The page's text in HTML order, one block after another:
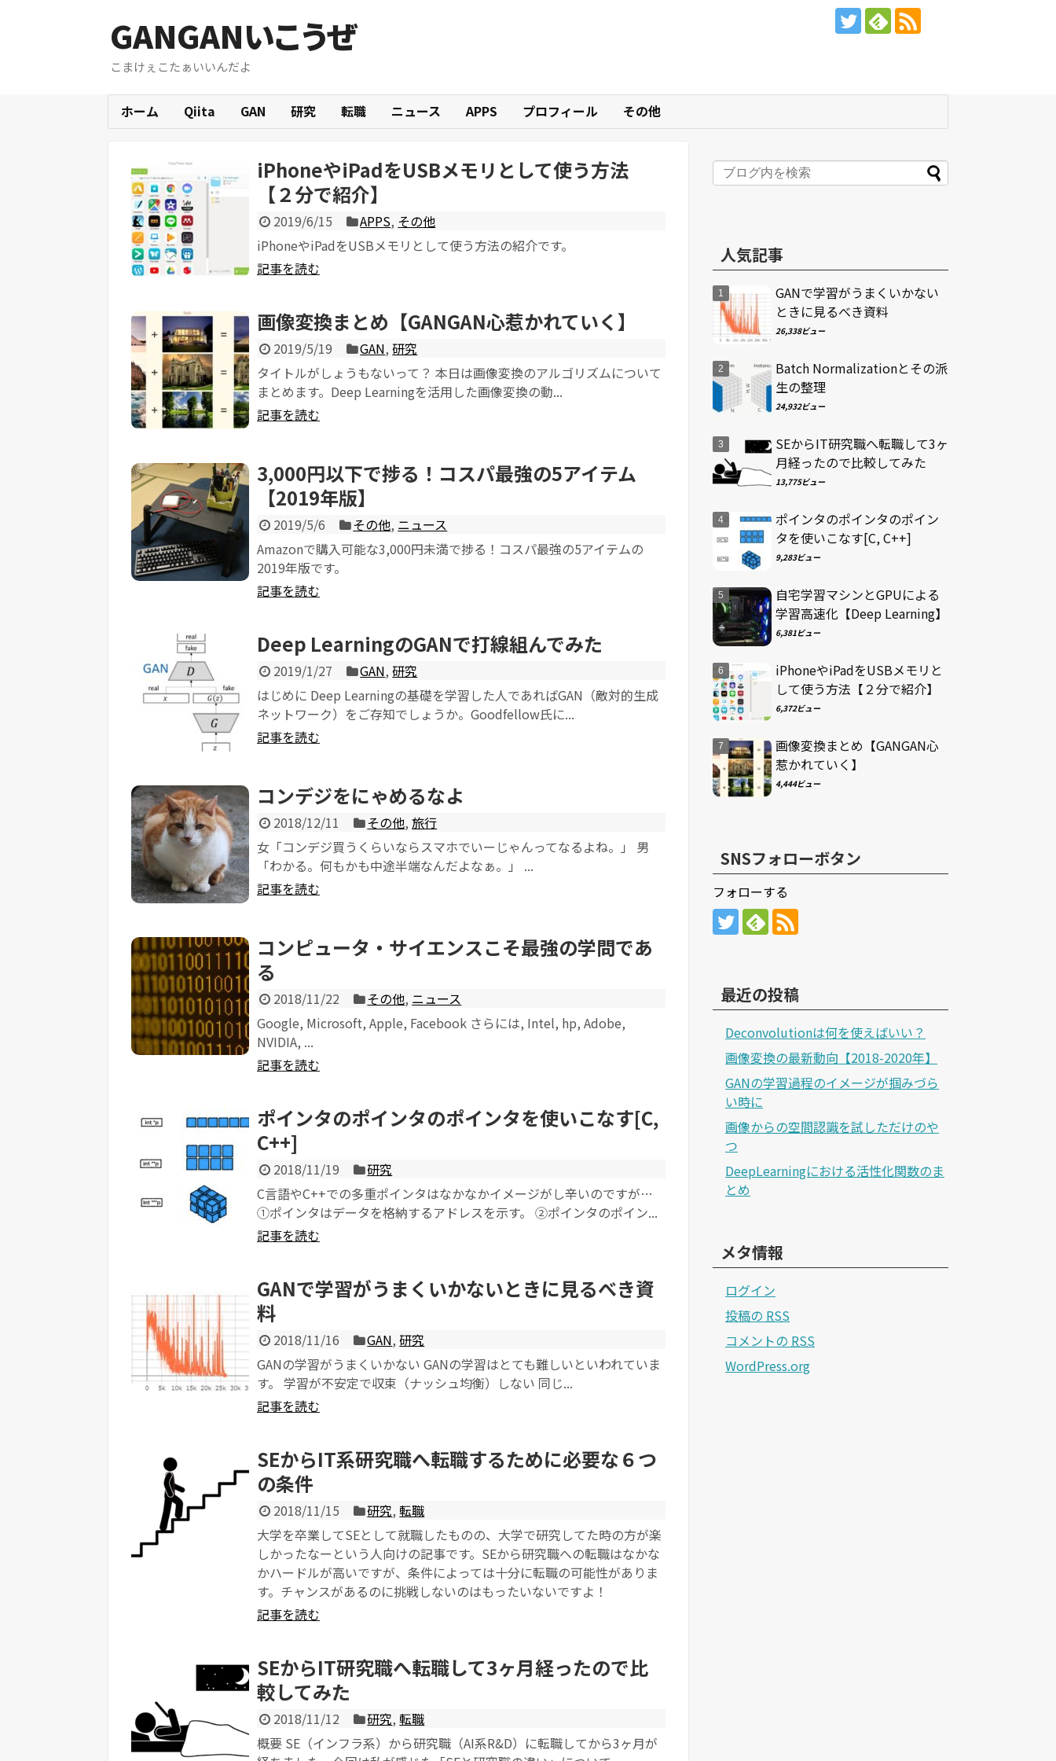
GANGANいこうぜ
こまけぇこたぁいいんだよ
ホーム Qiita GAN 研究 転職 ニュース APPS プロフィール その他
iPhoneやiPadをUSBメモリとして使う方法
【２分で紹介】
2019/6/15 APPS, その他
iPhoneやiPadをUSBメモリとして使う方法の紹介です。
記事を読む
画像変換まとめ【GANGAN心惹かれていく】
2019/5/19 GAN,研究
タイトルがしょうもないって？ 本日は画像変換のアルゴリズムについて
まとめます。Deep Learningを活用した画像変換の動...
記事を読む
3,000円以下で捗る！コスパ最強の5アイテム
【2019年版】
2019/5/6 その他, ニュース
Amazonで購入可能な3,000円未満で捗る！コスパ最強の5アイテムの
2019年版です。
記事を読む
Deep LearningのGANで打線組んでみた
2019/1/27 GAN,研究
はじめに Deep Learningの基礎を学習した人であればGAN（敵対的生成
ネットワーク）をご存知でしょうか。Goodfellow氏に...
記事を読む
コンデジをにゃめるなよ
2018/12/11 その他,旅行
女「コンデジ買うくらいならスマホでいーじゃんってなるよね。」 男
「わかる。何もかも中途半端なんだよなぁ。」 ...
記事を読む
コンピュータ・サイエンスこそ最強の学問であ
る
2018/11/22 その他, ニュース
Google, Microsoft, Apple, Facebook さらには, Intel, hp, Adobe,
NVIDIA, ...
記事を読む
ポインタのポインタのポインタを使いこなす[C,
C++]
2018/11/19
研究
C言語やC++での多重ポインタはなかなかイメージがし辛いのですが…
①ポインタはデータを格納するアドレスを示す。 ②ポインタのポイン...
記事を読む
GANで学習がうまくいかないときに見るべき資
料
2018/11/16 GAN,研究
GANの学習がうまくいかない GANの学習はとても難しいといわれていま
す。 学習が不安定で収束（ナッシュ均衡）しない 同じ...
記事を読む
SEからIT系研究職へ転職するために必要な６つ
の条件
2018/11/15 研究,転職
大学を卒業してSEとして就職したものの、大学で研究してた時の方が楽
しかったなーという人向けの記事です。SEから研究職への転職はなかな
かハードルが高いですが、条件によっては十分に転職の可能性がありま
す。チャンスがあるのに挑戦しないのはもったいないですよ！
記事を読む
SEからIT研究職へ転職して3ヶ月経ったので比
較してみた
2018/11/12 研究,転職
概要 SE（インフラ系）から研究職（AI系R&D）に転職してから3ヶ月が
人気記事
GANで学習がうまくいかない
ときに見るべき資料
26,338ビュー
Batch Normalizationとその派
生の整理
24,932ビュー
SEからIT研究職へ転職して3ヶ
月経ったので比較してみた
13,775ビュー
ポインタのポインタのポイン
タを使いこなす[C, C++]
9,283ビュー
自宅学習マシンとGPUによる
学習高速化【Deep Learning】
6,381ビュー
iPhoneやiPadをUSBメモリと
して使う方法【２分で紹介】
6,372ビュー
画像変換まとめ【GANGAN心
惹かれていく】
4,444ビュー
SNSフォローボタン
フォローする
最近の投稿
Deconvolutionは何を使えばいい？
画像変換の最新動向【2018-2020年】
GANの学習過程のイメージが掴みづら
い時に
画像からの空間認識を試しただけのや
つ
DeepLearningにおける活性化関数のま
とめ
メタ情報
ログイン
投稿の RSS
コメントの RSS
WordPress.org